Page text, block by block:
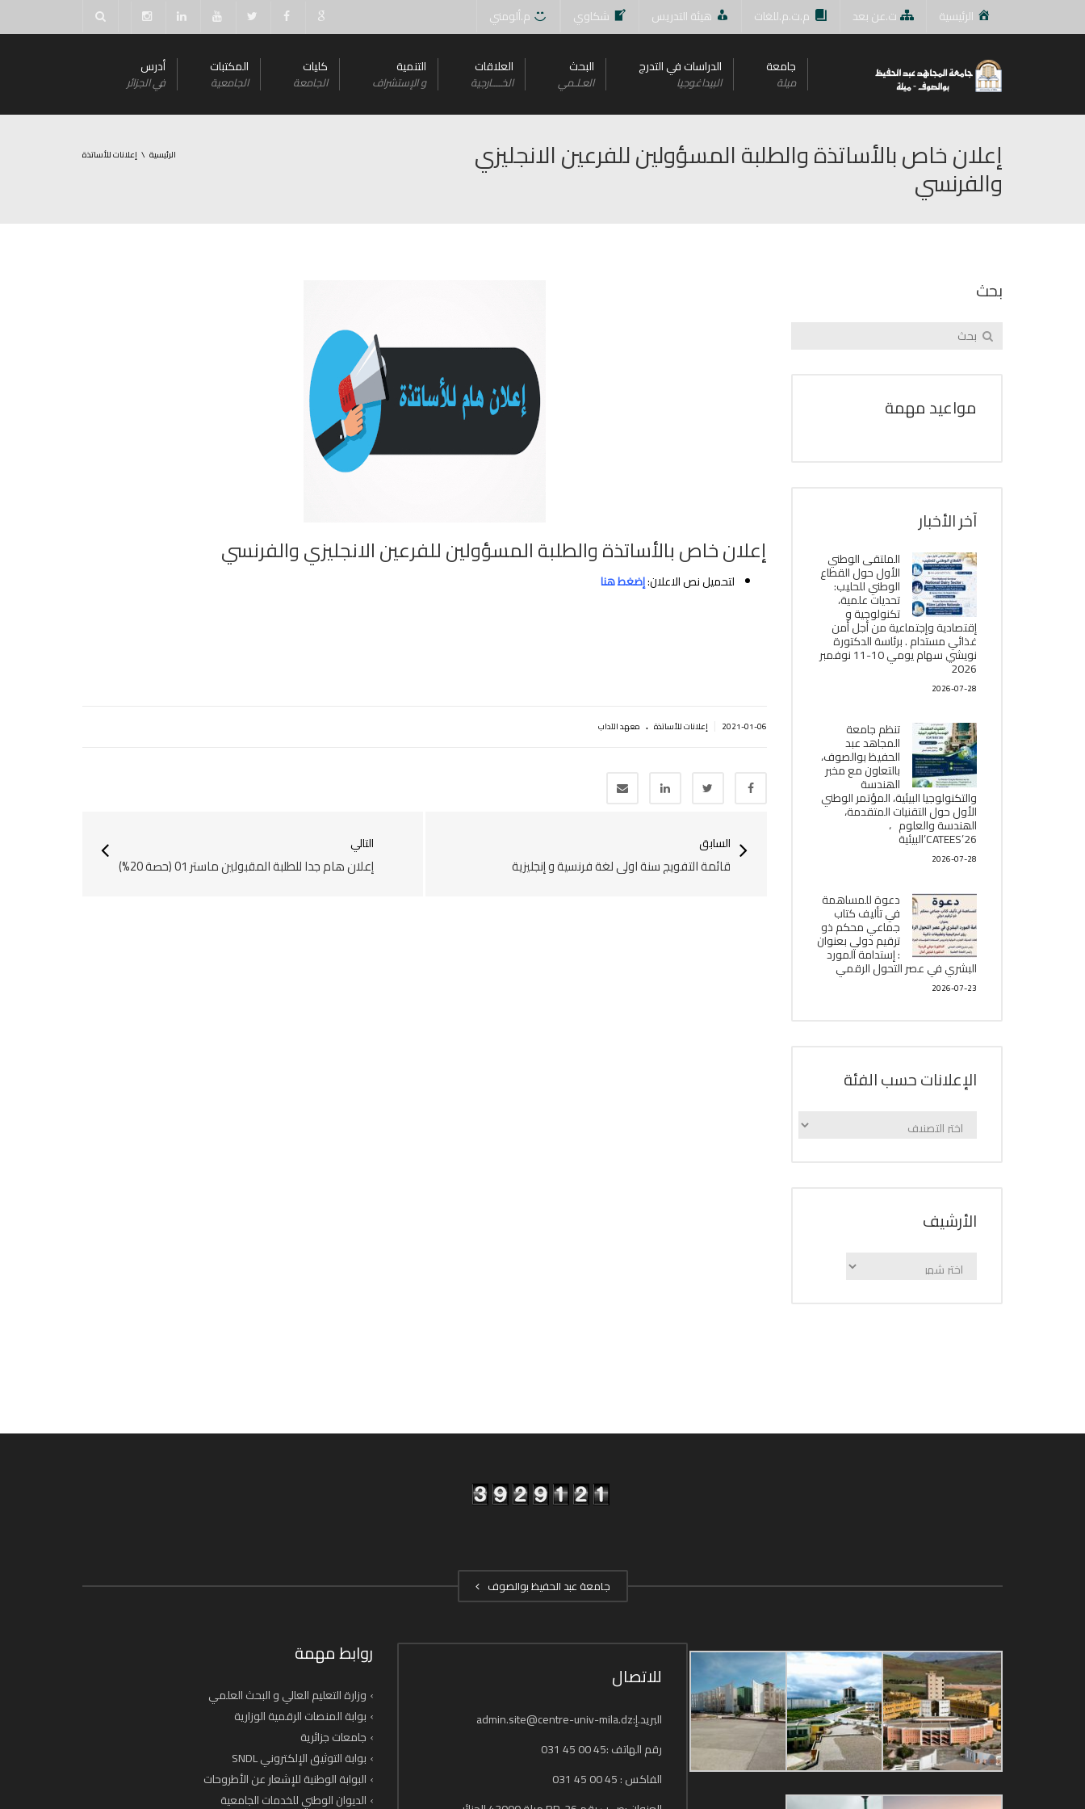
الرئيسية ت.عن بعد م.ت.م.للغات هيئة التدريس شكاوي م.ألومني
جامعة
ميلة
الدراسات في التدرج
البيداغوجيا
البحث
العـلـمي
العلاقات
الخــــارجية
التنمية
و اﻹستشراف
كليات
الجامعة
المكتبات
الجامعية
أدرس
في الجزائر
إعلان خاص بالأساتذة والطلبة المسؤولين للفرعين الانجليزي
والفرنسي
الرئيسية إعلانات للأساتذة
إعلان خاص بالأساتذة والطلبة المسؤولين للفرعين الانجليزي والفرنسي
لتحميل نص الاعلان:إضغط هنا
2021-01-06 إعلانات للأساتذة . معهد الآداب
التالي
إعلان هام جدا للطلبة المقبولين ماستر 01 (حصة 20%)
السابق
قائمة التفويج سنة اولى لغة فرنسية و إنجليزية
بحث
مواعيد مهمة
آخر الأخبار
الملتقى الوطني
الأول حول القطاع
الوطني للحليب:
تحديات علمية،
تكنولوجية و
إقتصادية وإجتماعية من أجل أمن
غذائي مستدام . برئاسة الدكتورة
نويشي سهام يومي 10-11 نوفمبر
2026
2026-07-28
تنظم جامعة
المجاهد عبد
الحفيظ بوالصوف،
بالتعاون مع مخبر
الھندسة
والتكنولوجيا البیئیة، المؤتمر الوطني
الأول حول التقنيات المتقدمة،
الھندسة والعلوم ،
CATEES’26’البیئية
2026-07-28
دعوة للمساهمة
في تأليف كتاب
جماعي محكم ذو
ترقيم دولي بعنوان
: إستدامة المورد
البشري في عصر التحول الرقمي
2026-07-23
الإعلانات حسب الفئة
الإعلانات
اﻷرشيف
اﻷرشيف
جامعة عبد الحفيظ بوالصوف
روابط مهمة
وزارة التعليم العالي و البحث العلمي
بوابة المنصات الرقمية الوزارية
جامعات جزائرية
بوابة التوثيق الإلكتروني SNDL
البوابة الوطنية للإشعار عن الأطروحات
الديوان الوطني للخدمات الجامعية
للاتصال
البريد.إ:admin.site@centre-univ-mila.dz
رقم الهاتف :45 00 45 031
الفاكس : 45 00 45 031